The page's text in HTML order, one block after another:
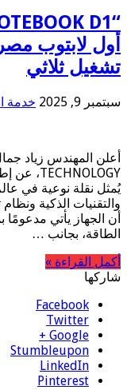
أول لابتوب
تشغيل ثلاثي
سبتمبر 9, 2025 خدمة
يُمثل نقلة نوعية في
والتقنيات الذكية
الطاقة، بجانب …
أكمل القراءة »
شاركها
Facebook
Twitter
Google +
Stumbleupon
LinkedIn
Pinterest